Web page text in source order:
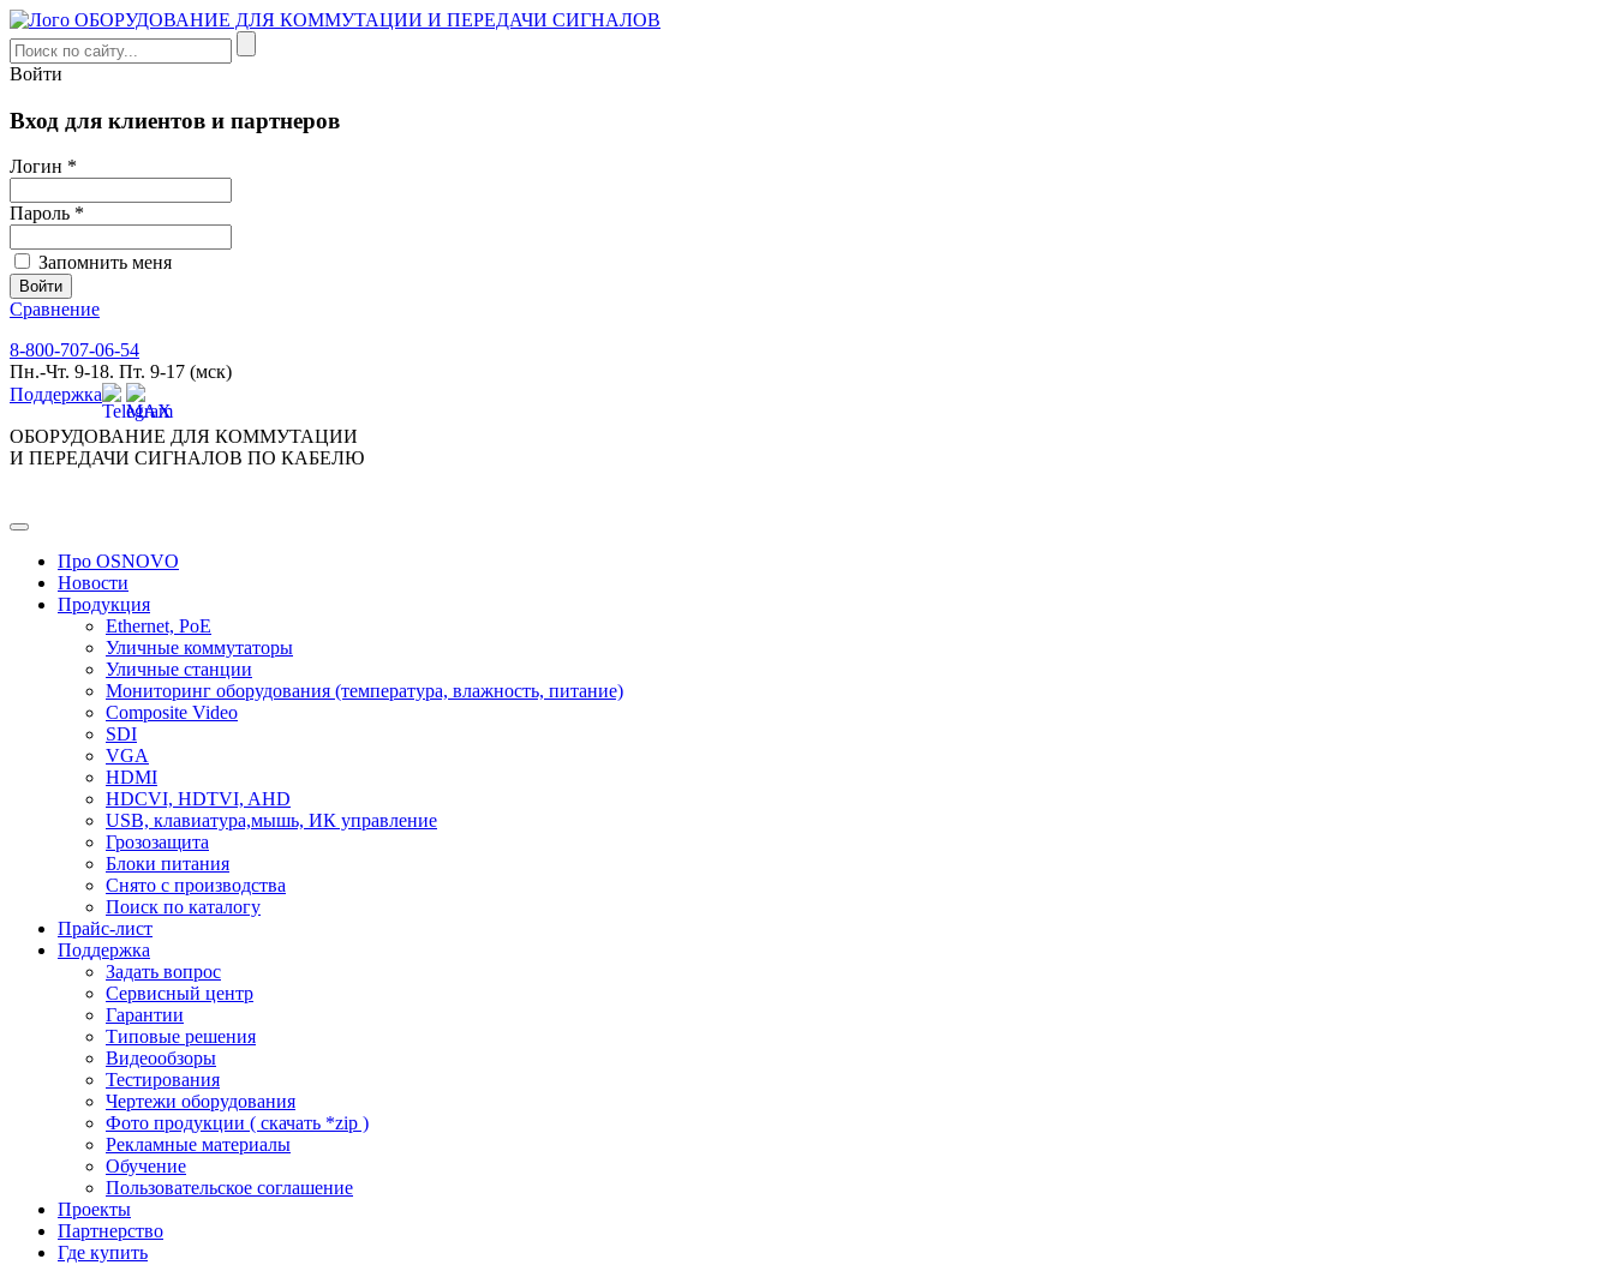
Войти
Вход для клиентов и партнеров
Логин *
Пароль *
Запомнить меня
Сравнение
8-800-707-06-54
Пн.-Чт. 9-18. Пт. 9-17 (мск)
Поддержка
ОБОРУДОВАНИЕ ДЛЯ КОММУТАЦИИ
И ПЕРЕДАЧИ СИГНАЛОВ ПО КАБЕЛЮ
Про OSNOVO
Новости
Продукция
Ethernet, PoE
Уличные коммутаторы
Уличные станции
Мониторинг оборудования (температура, влажность, питание)
Composite Video
SDI
VGA
HDMI
HDCVI, HDTVI, AHD
USB, клавиатура,мышь, ИК управление
Грозозащита
Блоки питания
Снято с производства
Поиск по каталогу
Прайс-лист
Поддержка
Задать вопрос
Сервисный центр
Гарантии
Типовые решения
Видеообзоры
Тестирования
Чертежи оборудования
Фото продукции ( скачать *zip )
Рекламные материалы
Обучение
Пользовательское соглашение
Проекты
Партнерство
Где купить